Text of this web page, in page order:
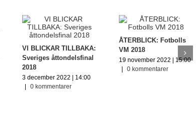
VI BLICKAR TILLBAKA:
Sveriges åttondelsfinal
2018
3 december 2022 | 14:00
0 kommentarer
ÅTERBLICK: Fotbolls
VM 2018
19 november 2022 | 15:00
0 kommentarer